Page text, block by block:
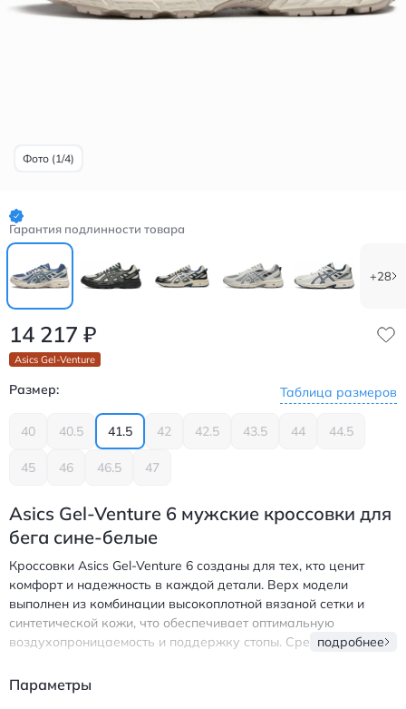
Фото (1/4)
Гарантия подлинности товара
+28
14 217 ₽
Asics Gel-Venture
Размер: Таблица размеров
40 40.5 41.5 42 42.5 43.5 44 44.5
45 46 46.5 47
Asics Gel-Venture 6 мужские кроссовки для
бега сине-белые
Кроссовки Asics Gel-Venture 6 созданы для тех, кто ценит
комфорт и надежность в каждой детали. Верх модели
выполнен из комбинации высокоплотной вязаной сетки и
синтетической кожи, что обеспечивает оптимальную
воздухопроницаемость и поддержку стопы. Средняя
которая эффективно поглощает ударные нагрузки, делая
подробнее
Параметры